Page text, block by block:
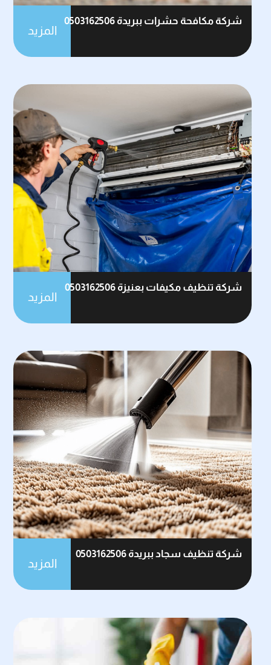
شركة مكافحة حشرات ببريدة 0503162506
المزيد
شركة تنظيف مكيفات بعنيزة 0503162506
المزيد
شركة تنظيف سجاد ببريدة 0503162506
المزيد